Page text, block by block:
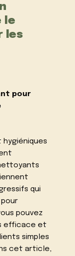
le
les
pour
qui
pouvez
efficace et
simples
cet article,